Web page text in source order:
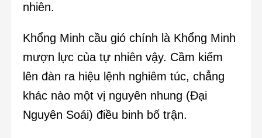
nhiên.
Khổng Minh cầu gió chính là Khổng Minh
mượn lực của tự nhiên vậy. Cầm kiếm
lên đàn ra hiệu lệnh nghiêm túc, chẳng
khác nào một vị nguyên nhung (Đại
Nguyên Soái) điều binh bố trận.